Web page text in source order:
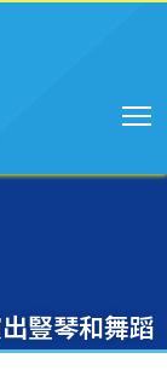
豎琴和舞蹈